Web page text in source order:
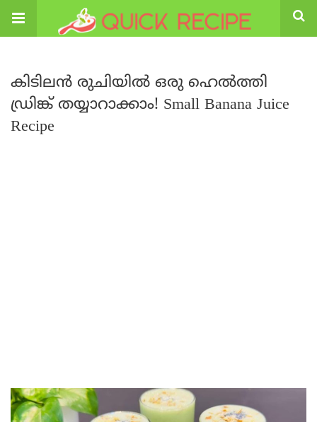
കിടിലൻ രുചിയിൽ ഒരു ഹെൽത്തി
ഡ്രിങ്ക് തയ്യാറാക്കാം! Small Banana Juice
Recipe